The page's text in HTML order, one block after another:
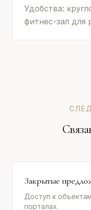
Удобства:
фитнес-зал для
Закрытые
Доступ к
порталах.